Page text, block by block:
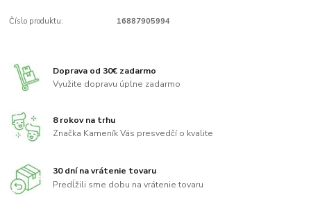
Číslo produktu: 16887905994
Doprava od 30€ zadarmo
Využite dopravu úplne zadarmo
8 rokov na trhu
Značka Kameník Vás presvedčí o kvalite
30 dní na vrátenie tovaru
Predĺžili sme dobu na vrátenie tovaru